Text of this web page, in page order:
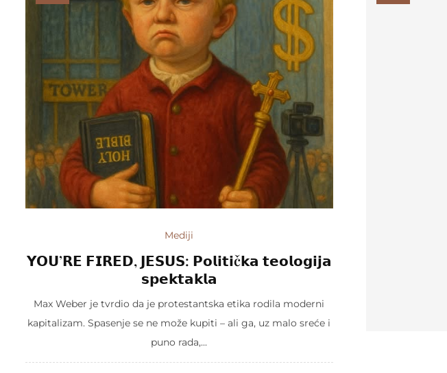
Mediji
𝗬𝗢𝗨’𝗥𝗘 𝗙𝗜𝗥𝗘𝗗, 𝗝𝗘𝗦𝗨𝗦: 𝗣𝗼𝗹𝗶𝘁𝗶č𝗸𝗮 𝘁𝗲𝗼𝗹𝗼𝗴𝗶𝗷𝗮
𝘀𝗽𝗲𝗸𝘁𝗮𝗸𝗹𝗮
Max Weber je tvrdio da je protestantska etika rodila moderni
kapitalizam. Spasenje se ne može kupiti – ali ga, uz malo sreće i
puno rada,...